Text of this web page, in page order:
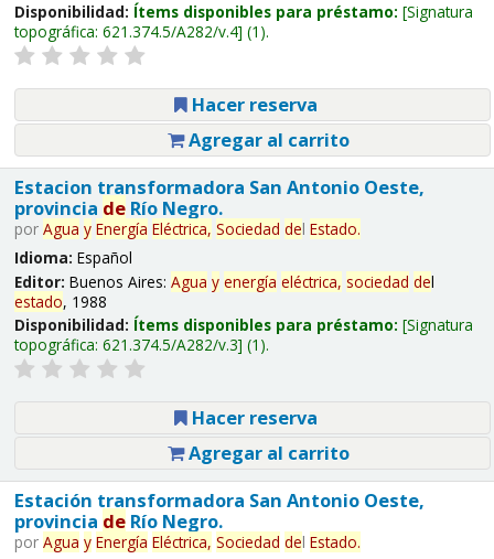
Disponibilidad: Ítems disponibles para préstamo: Signatura
topográfica: 621.374.5/A282/v.4 (1).
Hacer reserva
Agregar al carrito
Estacion transformadora San Antonio Oeste,
provincia deRío Negro.
por Agua y Energía Eléctrica, Sociedad del Estado.
Idioma: Español
Editor: Buenos Aires: Agua y energía eléctrica, sociedad del
estado, 1988
Disponibilidad: Ítems disponibles para préstamo: Signatura
topográfica: 621.374.5/A282/v.3 (1).
Hacer reserva
Agregar al carrito
Estación transformadora San Antonio Oeste,
provincia deRío Negro.
por Agua y Energía Eléctrica, Sociedad del Estado.